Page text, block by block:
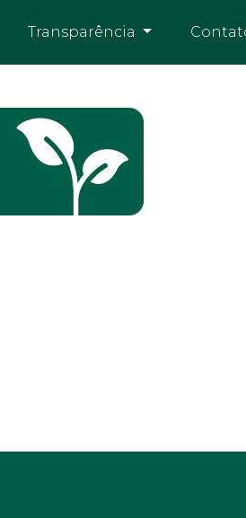
Transparência